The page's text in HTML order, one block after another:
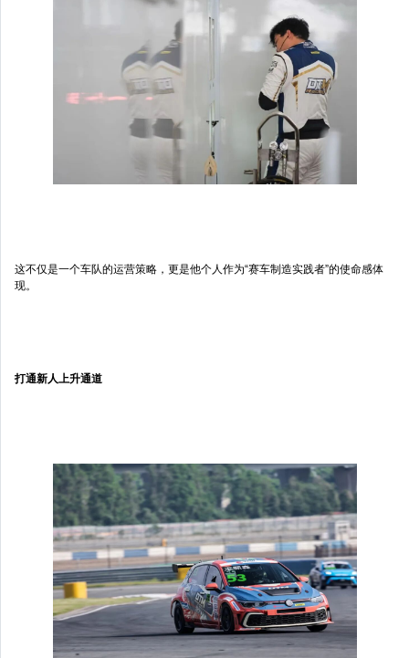
这不仅是一个车队的运营策略，更是他个人作为“赛车制造实践者”的使命感体
现。
打通新人上升通道